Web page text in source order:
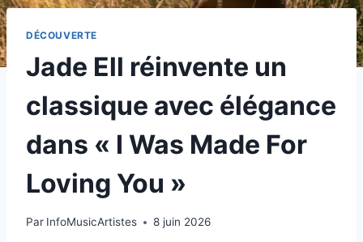
DÉCOUVERTE
Jade Ell réinvente un
classique avec élégance
dans « I Was Made For
Loving You »
Par InfoMusicArtistes 8 juin 2026